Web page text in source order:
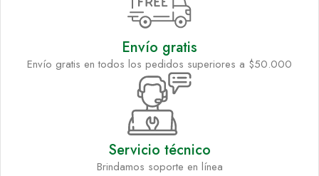
Envío gratis
Envío gratis en todos los pedidos superiores a $50.000
Servicio técnico
Brindamos soporte en línea